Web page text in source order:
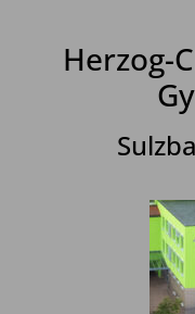
Herzog-